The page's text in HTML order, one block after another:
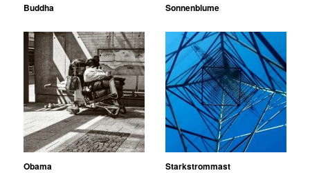
Buddha Sonnenblume
Obama Starkstrommast